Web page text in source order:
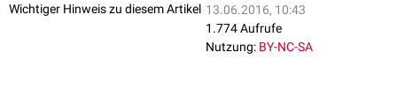
Wichtiger Hinweis zu diesem Artikel 13.06.2016, 10:43
1.774 Aufrufe
Nutzung: BY-NC-SA